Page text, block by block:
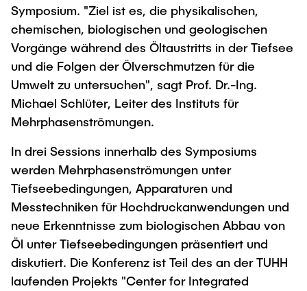
Institutes
Overview
Symposium. "Ziel ist es, die physikalischen,
chemischen, biologischen und geologischen
Vorgänge während des Öltaustritts in der Tiefsee
und die Folgen der Ölverschmutzen für die
Umwelt zu untersuchen", sagt Prof. Dr.-Ing.
Michael Schlüter, Leiter des Instituts für
Mehrphasenströmungen.
In drei Sessions innerhalb des Symposiums
werden Mehrphasenströmungen unter
Tiefseebedingungen, Apparaturen und
Messtechniken für Hochdruckanwendungen und
neue Erkenntnisse zum biologischen Abbau von
Öl unter Tiefseebedingungen präsentiert und
diskutiert. Die Konferenz ist Teil des an der TUHH
laufenden Projekts "Center for Integrated